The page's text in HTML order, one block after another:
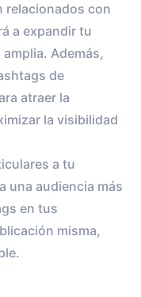
relacionados con
a expandir tu
Además,
de
atraer la
la visibilidad
a tu
una audiencia más
en tus
misma,